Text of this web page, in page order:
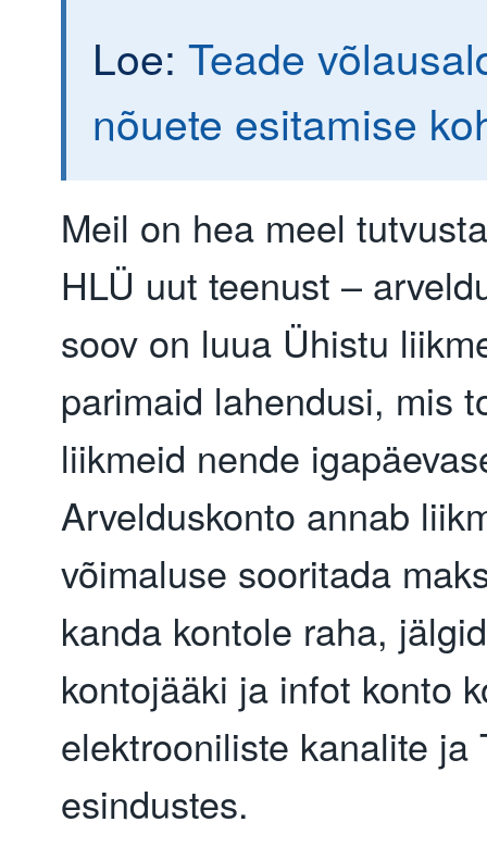
Loe: Teade
nõuete esitamise
Meil on hea meel
HLÜ uut teenust –
soov on luua Ühistu
parimaid lahendusi, mis
liikmeid nende
Arvelduskonto annab
võimaluse sooritada
kanda kontole raha,
kontojääki ja infot konto
elektrooniliste kanalite ja
esindustes.